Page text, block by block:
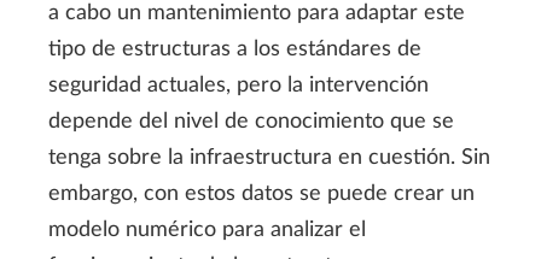
a cabo un mantenimiento para adaptar este
tipo de estructuras a los estándares de
seguridad actuales, pero la intervención
depende del nivel de conocimiento que se
tenga sobre la infraestructura en cuestión. Sin
embargo, con estos datos se puede crear un
modelo numérico para analizar el